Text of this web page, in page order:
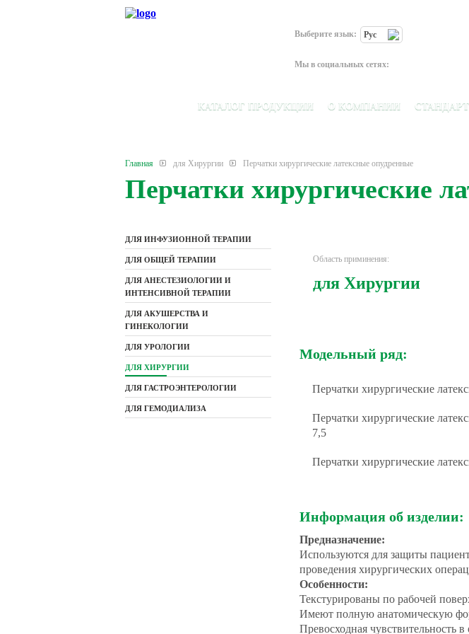
Выберите язык: Рус
Мы в социальных сетях:
КАТАЛОГ ПРОДУКЦИИ О КОМПАНИИ
Главная для Хирургии Перчатки хирургические латексные опудренные
Перчатки хирургические
ДЛЯ ИНФУЗИОННОЙ ТЕРАПИИ
ДЛЯ ОБЩЕЙ ТЕРАПИИ
ДЛЯ АНЕСТЕЗИОЛОГИИ И
ИНТЕНСИВНОЙ ТЕРАПИИ
ДЛЯ АКУШЕРСТВА И
ГИНЕКОЛОГИИ
ДЛЯ УРОЛОГИИ
ДЛЯ ХИРУРГИИ
ДЛЯ ГАСТРОЭНТЕРОЛОГИИ
ДЛЯ ГЕМОДИАЛИЗА
Область приминения:
для Хирургии
Модельный ряд:
Перчатки хирургические
Перчатки хирургические
7,5
Перчатки хирургические
Информация об изделии:
Предназначение:
Используются для защиты
проведения хирургических
Особенности:
Текстурированы по рабочей
Имеют полную анатомическую
Превосходная чувствительность